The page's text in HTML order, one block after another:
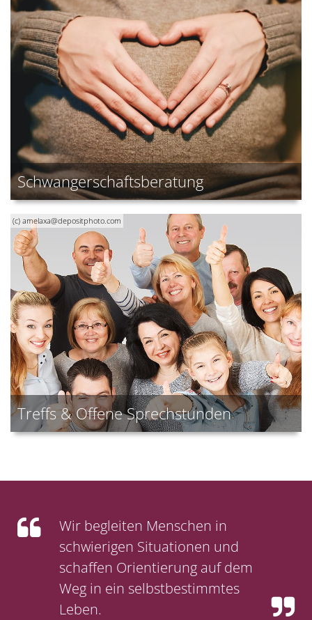
Schwangerschaftsberatung
(c) amelaxa@depositphoto.com
Treffs & Offene Sprechstunden
Wir begleiten Menschen in
schwierigen Situationen und
schaffen Orientierung auf dem
Weg in ein selbstbestimmtes
Leben.